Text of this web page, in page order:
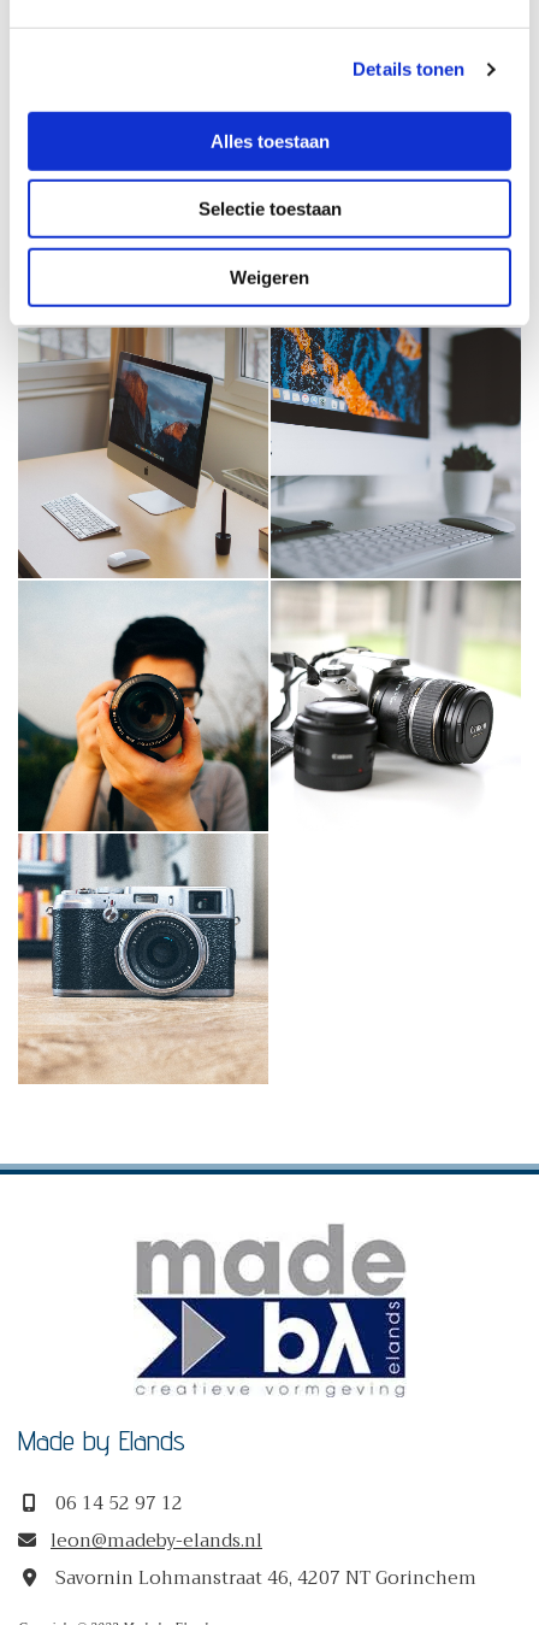
Details tonen
Alles toestaan
Selectie toestaan
Weigeren
Made by Elands
06 14 52 97 12
 leon@madeby-elands.nl
Savornin Lohmanstraat 46, 4207 NT Gorinchem